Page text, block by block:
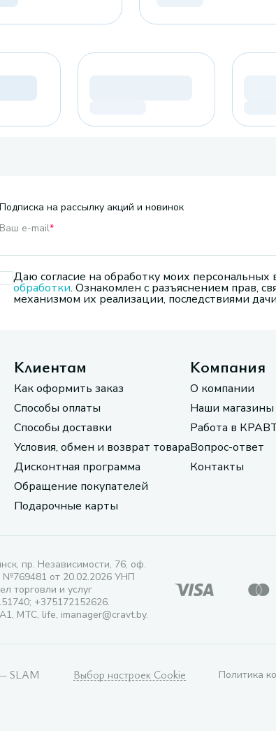
Подписка на рассылку акций и новинок
Ваш e-mail*
Даю согласие на обработку моих персональных
обработки. Ознакомлен с разъяснением прав,
механизмом их реализации, последствиями дачи
Клиентам
Как оформить заказ
Способы оплаты
Способы доставки
Условия, обмен и возврат товара
Дисконтная программа
Обращение покупателей
Подарочные карты
Компания
О компании
Наши магазины
Работа в
Вопрос-ответ
Контакты
пр. Независимости, 76, оф.
№769481 от 20.02.2026 УНП
торговли и услуг
+375172152626.
МТС, life, imanager@cravt.by.
SLAM Выбор настроек Cookie Политика